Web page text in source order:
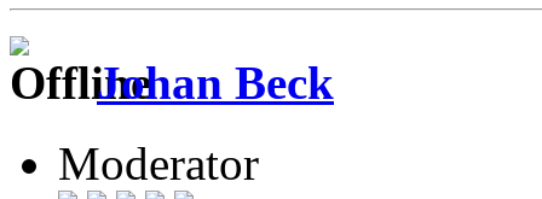
Johan Beck
Moderator